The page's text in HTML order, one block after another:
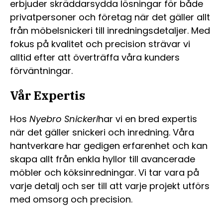
erbjuder skräddarsydda lösningar för både
privatpersoner och företag när det gäller allt
från möbelsnickeri till inredningsdetaljer. Med
fokus på kvalitet och precision strävar vi
alltid efter att överträffa våra kunders
förväntningar.
Vår Expertis
Hos Nyebro Snickerihar vi en bred expertis
när det gäller snickeri och inredning. Våra
hantverkare har gedigen erfarenhet och kan
skapa allt från enkla hyllor till avancerade
möbler och köksinredningar. Vi tar vara på
varje detalj och ser till att varje projekt utförs
med omsorg och precision.